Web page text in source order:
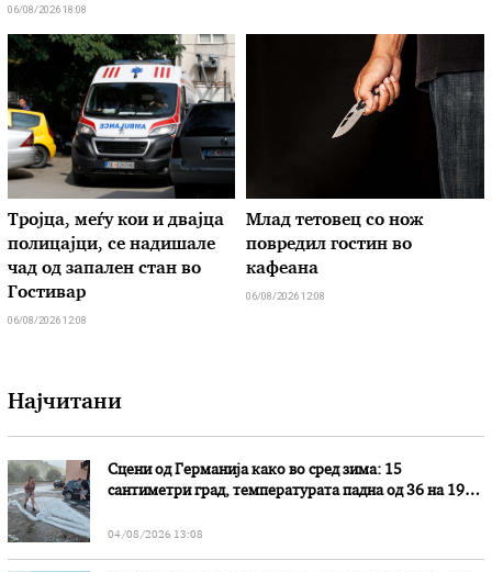
06/08/2026 18:08
Тројца, меѓу кои и двајца
полицајци, се надишале
чад од запален стан во
Гостивар
06/08/2026 12:08
Млад тетовец со нож
повредил гостин во
кафеана
06/08/2026 12:08
Најчитани
Сцени од Германија како во сред зима: 15
сантиметри град, температурата падна од 36 на 19
04/08/2026 13:08